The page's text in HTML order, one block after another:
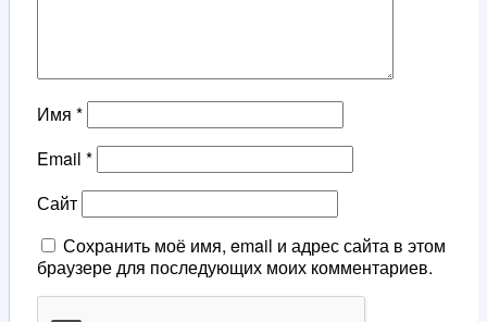
Имя *
Email *
Сайт
Сохранить моё имя, email и адрес сайта в этом
браузере для последующих моих комментариев.